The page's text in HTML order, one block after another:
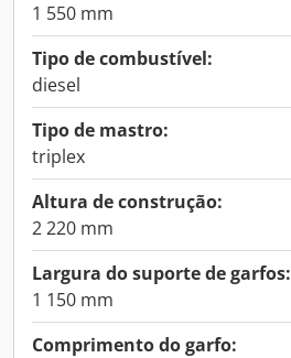
1 550 mm
Tipo de combustível:
diesel
Tipo de mastro:
triplex
Altura de construção:
2 220 mm
Largura do suporte de garfos:
1 150 mm
Comprimento do garfo: